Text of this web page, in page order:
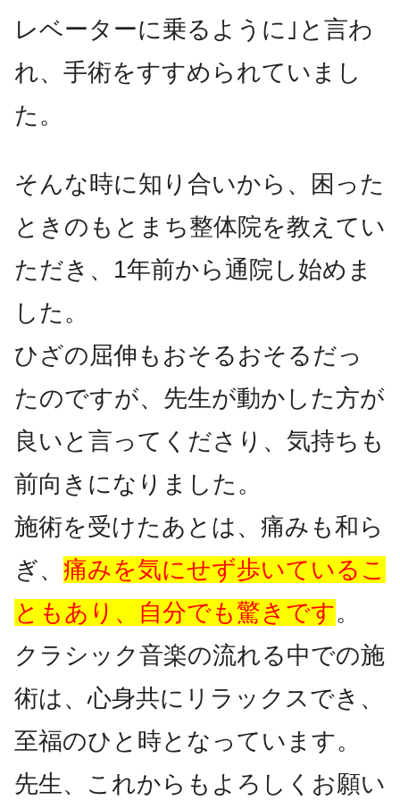
レベーターに乗るように｣と言わ
れ、手術をすすめられていまし
た。
そんな時に知り合いから、困った
ときのもとまち整体院を教えてい
ただき、1年前から通院し始めま
した。
ひざの屈伸もおそるおそるだっ
たのですが、先生が動かした方が
良いと言ってくださり、気持ちも
前向きになりました。
施術を受けたあとは、痛みも和ら
ぎ、 痛みを気にせず歩いているこ
ともあり、自分でも驚きです。
クラシック音楽の流れる中での施
術は、心身共にリラックスでき、
至福のひと時となっています。
先生、これからもよろしくお願い